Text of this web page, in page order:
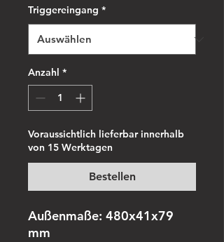
Triggereingang *
Anzahl *
Voraussichtlich lieferbar innerhalb
von 15 Werktagen
Bestellen
Außenmaße: 480x41x79
mm